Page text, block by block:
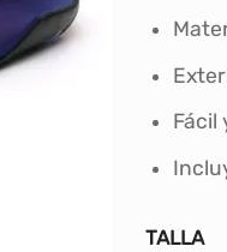
Fácil
TALLA